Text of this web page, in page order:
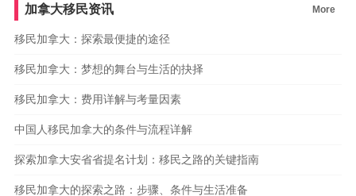
加拿大移民资讯 More
移民加拿大：探索最便捷的途径
移民加拿大：梦想的舞台与生活的抉择
移民加拿大：费用详解与考量因素
中国人移民加拿大的条件与流程详解
探索加拿大安省省提名计划：移民之路的关键指南
移民加拿大的探索之路：步骤、条件与生活准备